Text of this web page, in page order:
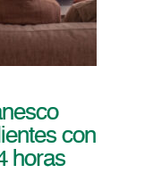
con
horas